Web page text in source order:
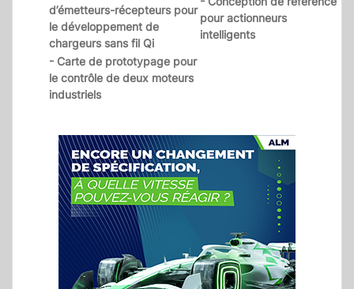
d’émetteurs-récepteurs pour
le développement de
chargeurs sans fil Qi
pour actionneurs
intelligents
- Carte de prototypage pour
le contrôle de deux moteurs
industriels